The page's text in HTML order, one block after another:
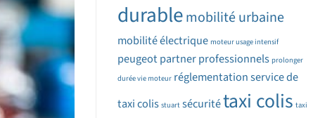
durablemobilité urbaine
mobilité électrique moteur usage intensif
peugeot partnerprofessionnels prolonger
durée vie moteur réglementationservice de
taxi colis stuart sécuritétaxi colis taxi